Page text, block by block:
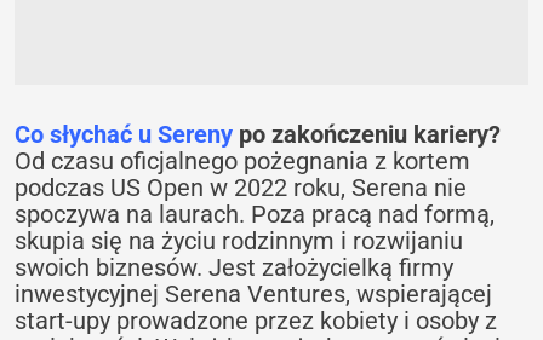
Co słychać u Sereny po zakończeniu kariery?
Od czasu oficjalnego pożegnania z kortem
podczas US Open w 2022 roku, Serena nie
spoczywa na laurach. Poza pracą nad formą,
skupia się na życiu rodzinnym i rozwijaniu
swoich biznesów. Jest założycielką firmy
inwestycyjnej Serena Ventures, wspierającej
start-upy prowadzone przez kobiety i osoby z